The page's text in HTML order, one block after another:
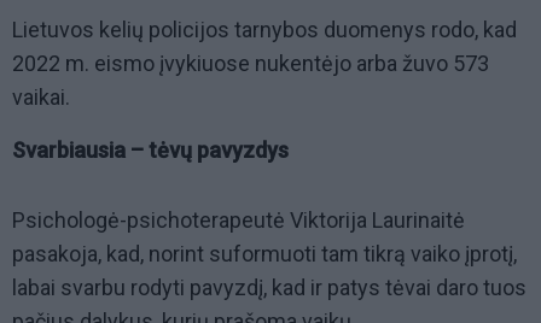
Lietuvos kelių policijos tarnybos duomenys rodo, kad
2022 m. eismo įvykiuose nukentėjo arba žuvo 573
vaikai.
Svarbiausia – tėvų pavyzdys
Psichologė-psichoterapeutė Viktorija Laurinaitė
pasakoja, kad, norint suformuoti tam tikrą vaiko įprotį,
labai svarbu rodyti pavyzdį, kad ir patys tėvai daro tuos